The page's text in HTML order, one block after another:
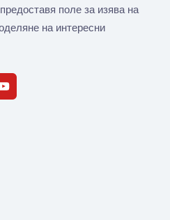
поле за изява на
на интересни